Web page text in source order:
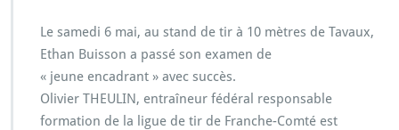
Le samedi 6 mai, au stand de tir à 10 mètres de Tavaux,
Ethan Buisson a passé son examen de
« jeune encadrant » avec succès.
Olivier THEULIN, entraîneur fédéral responsable
formation de la ligue de tir de Franche-Comté est